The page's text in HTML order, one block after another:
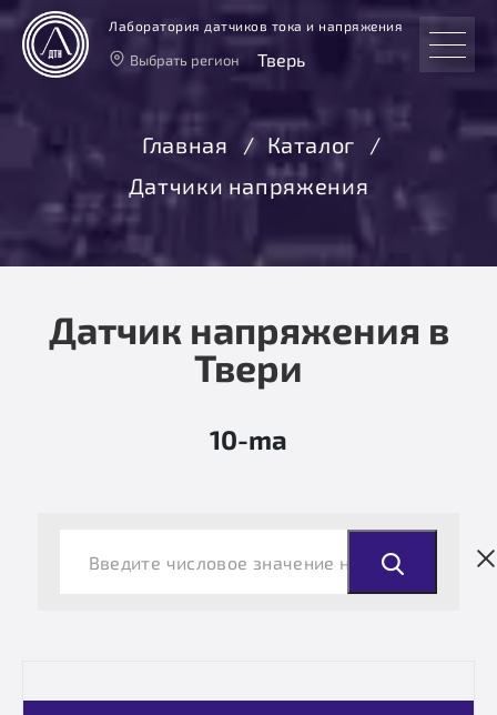
Лаборатория датчиков тока и напряжения
Выбрать регион Тверь
Москва
Санкт-Петербург
Екатеринбург
Новосибирск
Главная
Каталог
Датчики напряжения
Датчик напряжения в
Твери
10-ma